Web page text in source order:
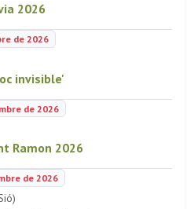
2026
de 2026
invisible'
de 2026
Ramon 2026
de 2026